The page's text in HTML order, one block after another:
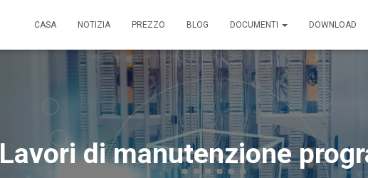
CASA NOTIZIA PREZZO BLOG DOCUMENTI DOWNLOAD
Lavori di manutenzione